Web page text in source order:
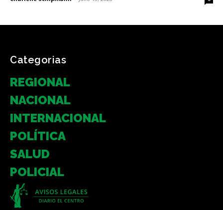
Categorias
REGIONAL
NACIONAL
INTERNACIONAL
POLÍTICA
SALUD
POLICIAL